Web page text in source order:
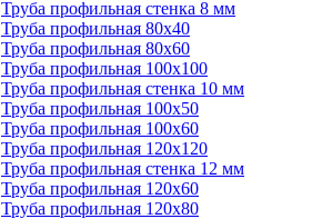
Труба профильная стенка 8 мм
Труба профильная 80х40
Труба профильная 80х60
Труба профильная 100х100
Труба профильная стенка 10 мм
Труба профильная 100х50
Труба профильная 100х60
Труба профильная 120х120
Труба профильная стенка 12 мм
Труба профильная 120х60
Труба профильная 120х80